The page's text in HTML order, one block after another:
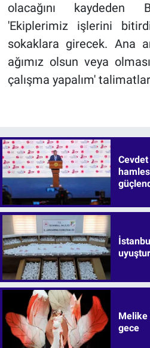
olacağını
'Ekiplerimiz işlerini
sokaklara girecek. Ana
ağımız olsun veya
çalışma yapalım'
Melike
gece